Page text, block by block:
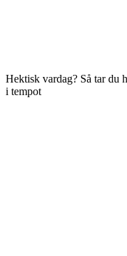
Hektisk vardag? Så tar du
i tempot